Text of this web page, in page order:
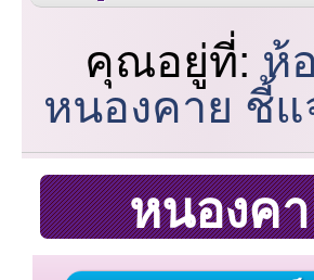
คุณอยู่ที่:ห้
หนองคาย ชี้
หนองค